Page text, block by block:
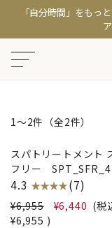
「自分時間」をもっ
1〜2件（全2件）
NEW
スパトリートメント
フリー SPT_SFR_4
4.3 ★ ★ ★ ★(7)
¥6,955 ¥6,440 (税
¥6,955 )